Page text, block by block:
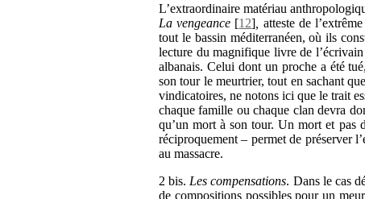
L’extraordinaire matériau
La vengeance [12] atteste de
tout le bassin méditerranéen, où ils
lecture du magnifique livre de
albanais. Celui dont un proche a été
son tour le meurtrier, tout en sachant
vindicatoires, ne notons ici que le trait
chaque famille ou chaque clan devra
qu’un mort à son tour. Un mort et pas
réciproquement – permet de préserver
au massacre.
2 bis. Les compensations. Dans le cas
de compositions possibles pour un